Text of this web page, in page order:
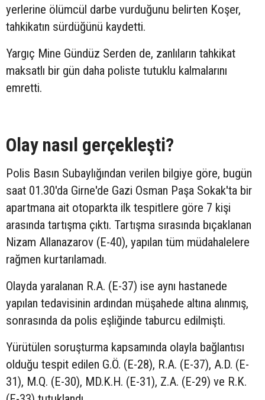
yerlerine ölümcül darbe vurduğunu belirten Koşer,
tahkikatın sürdüğünü kaydetti.
Yargıç Mine Gündüz Serden de, zanlıların tahkikat
maksatlı bir gün daha poliste tutuklu kalmalarını
emretti.
Olay nasıl gerçekleşti?
Polis Basın Subaylığından verilen bilgiye göre, bugün
saat 01.30'da Girne'de Gazi Osman Paşa Sokak'ta bir
apartmana ait otoparkta ilk tespitlere göre 7 kişi
arasında tartışma çıktı. Tartışma sırasında bıçaklanan
Nizam Allanazarov (E-40), yapılan tüm müdahalelere
rağmen kurtarılamadı.
Olayda yaralanan R.A. (E-37) ise aynı hastanede
yapılan tedavisinin ardından müşahede altına alınmış,
sonrasında da polis eşliğinde taburcu edilmişti.
Yürütülen soruşturma kapsamında olayla bağlantısı
olduğu tespit edilen G.Ö. (E-28), R.A. (E-37), A.D. (E-
31), M.Q. (E-30), MD.K.H. (E-31), Z.A. (E-29) ve R.K.